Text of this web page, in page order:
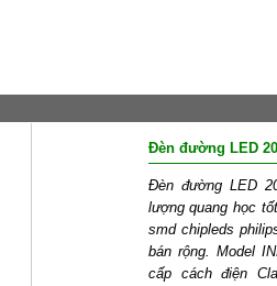
Đèn đường LED
Đèn đường LED
lượng quang học
smd chipleds
bán rộng. Model
cấp cách điện